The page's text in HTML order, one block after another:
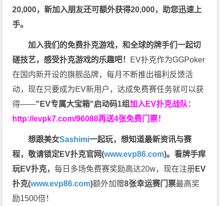
20,000，新加入朋友还可额外获得20,000，助您迅速上
手。
加入我们的免费扑克游戏，和全球的牌手们一起切
磋技艺，感受扑克游戏的乐趣吧！ EV扑克作为GGPoker
在国内新开设的旗舰品牌，每月不断推出福利反馈活
动，现在只要成为EV新用户，达成免费赛任务就可以获
得——"EV专属大宝箱"启动码1组加入EV扑克战队：
http://evpk7.com/96088再送4张免费门票！
想跟美女Sashimi一起玩，想知道最新资讯与赛
程，敬请锁定EV扑克官网(www.evp86.com)。看牌手痒
玩EV扑克，每日多场免费赛奖励高达20w，现在注册EV
扑克(www.evp86.com)额外加赠8张幸运赛门票最高奖
励1500倍！